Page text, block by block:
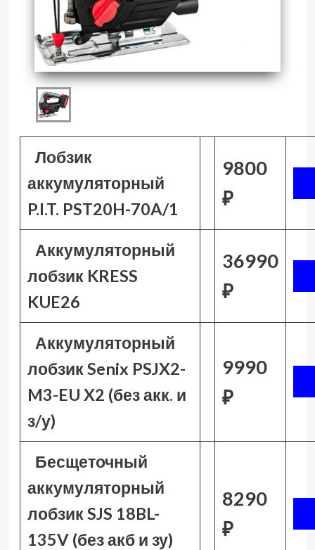
Лобзик
аккумуляторный
P.I.T. PST20H-70A/1
9800
₽
Аккумуляторный
лобзик KRESS
KUE26
36990
₽
Аккумуляторный
лобзик Senix PSJX2-
M3-EU X2 (без акк. и
з/у)
9990
₽
Бесщеточный
аккумуляторный
лобзик SJS 18BL-
135V (без акб и зу)
8290
₽